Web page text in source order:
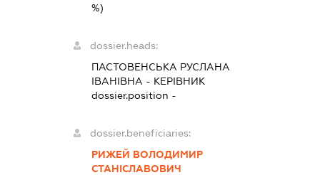
%)
dossier.heads:
ПАСТОВЕНСЬКА РУСЛАНА
ІВАНІВНА - КЕРІВНИК
dossier.position -
dossier.beneficiaries:
РИЖЕЙ ВОЛОДИМИР
СТАНІСЛАВОВИЧ